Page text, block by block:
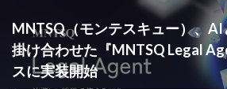
MNTSQ（モンテスキュー）、
掛け合わせた『MNTSQ Legal
スに実装開始